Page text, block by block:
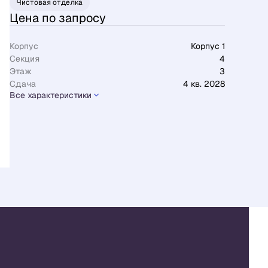
Чистовая отделка
Цена по запросу
Корпус
Корпус 1
Секция
4
Этаж
3
Сдача
4 кв. 2028
Все характеристики